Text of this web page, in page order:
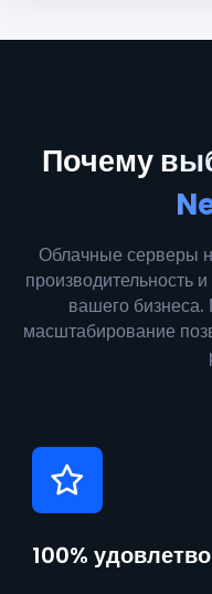
Почему
Облачные серверы
производительность
вашего
масштабирование
100%